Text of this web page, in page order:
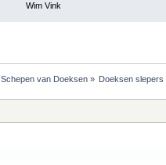
Wim Vink
Schepen van Doeksen» Doeksen slepers